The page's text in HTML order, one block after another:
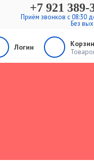
+7 921 389-
Приём звонков с 08:30
Без
Логин